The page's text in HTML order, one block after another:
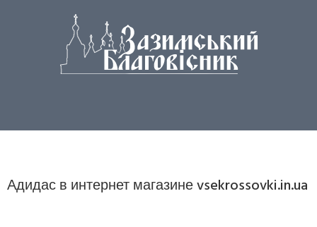
Адидас в интернет магазине vsekrossovki.in.ua